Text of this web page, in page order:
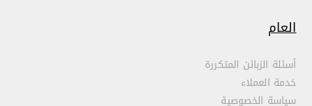
العام
أسئلة الزبائن المتكررة
خدمة العملاء
سياسة الخصوصية